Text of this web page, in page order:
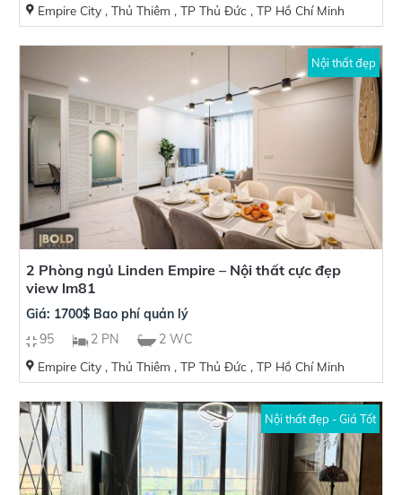
Empire City , Thủ Thiêm , TP Thủ Đức , TP Hồ Chí Minh
Nội thất đẹp
2 Phòng ngủ Linden Empire – Nội thất cực đẹp
view lm81
Giá: 1700$ Bao phí quản lý
95
2 PN 2 WC
Empire City , Thủ Thiêm , TP Thủ Đức , TP Hồ Chí Minh
Nội thất đẹp - Giá Tốt